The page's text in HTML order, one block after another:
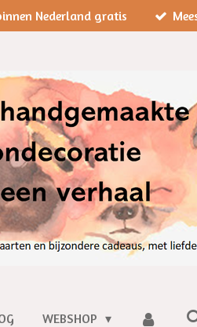
Nederland gratis
WEBSHOP